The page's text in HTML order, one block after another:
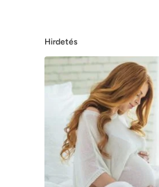
Hirdetés